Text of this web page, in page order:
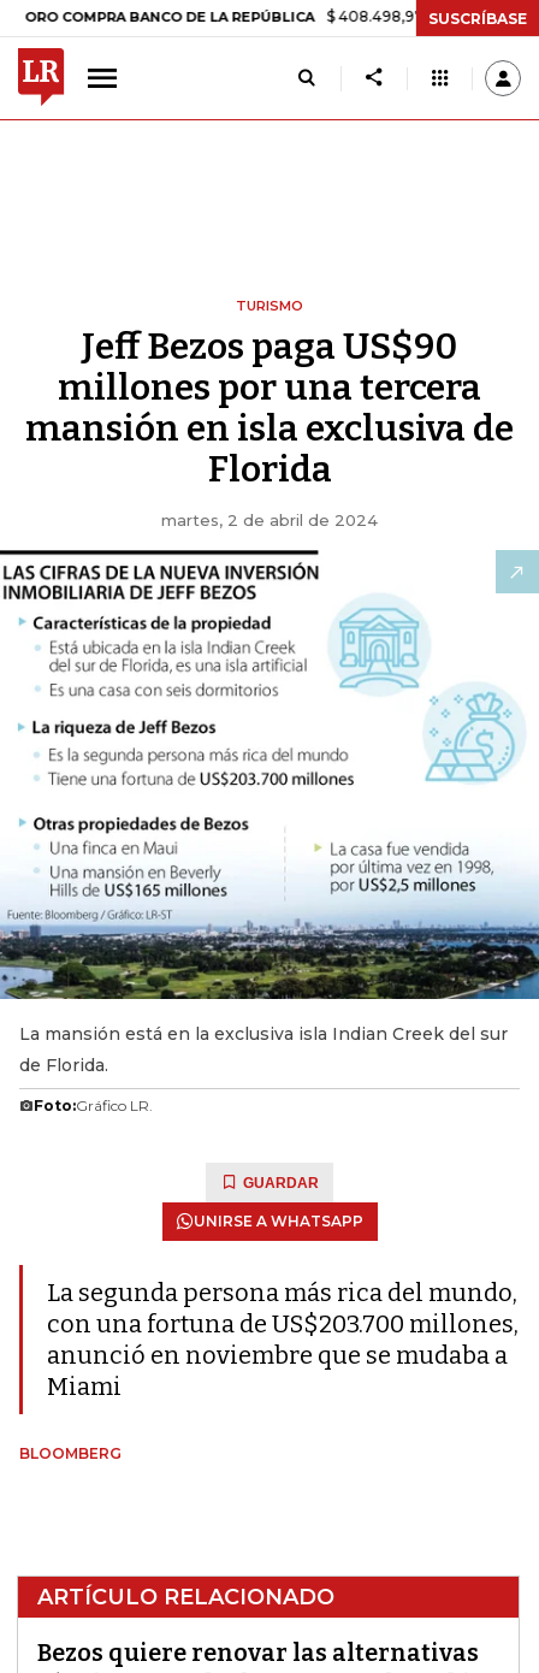
BANCO DE LA REPÚBLICA $ 408.498,97 +$ 8.753,81 +2,19%
SUSCRÍBASE
TURISMO
Jeff Bezos paga US$90
millones por una tercera
mansión en isla exclusiva de
Florida
martes, 2 de abril de 2024
La mansión está en la exclusiva isla Indian Creek del sur
de Florida.
Foto:Gráfico LR.
GUARDAR
UNIRSE A WHATSAPP
La segunda persona más rica del mundo,
con una fortuna de US$203.700 millones,
anunció en noviembre que se mudaba a
Miami
BLOOMBERG
ARTÍCULO RELACIONADO
Bezos quiere renovar las alternativas